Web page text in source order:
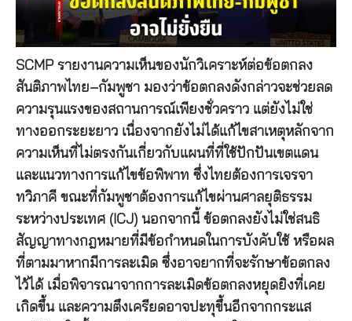
SCMP รายงานความเห็นของนักวิเคราะห์ต่อข้อตกลง
สันติภาพไทย–กัมพูชา มองว่าข้อตกลงดังกล่าวจะช่วยลด
ความรุนแรงของสถานการณ์เพียงชั่วคราว แต่ยังไม่ใช่
ทางออกระยะยาว เนื่องจากยังไม่ได้แก้ไขสาเหตุหลักจาก
ความเห็นที่ไม่ตรงกันเกี่ยวกับแผนที่ที่ใช้ปักปันเขตแดน
และแนวทางการแก้ไขข้อพิพาท ซึ่งไทยต้องการเจรจา
ทวิภาคี ขณะที่กัมพูชาต้องการแก้ไขผ่านศาลยุติธรรม
ระหว่างประเทศ (ICJ) นอกจากนี้ ข้อตกลงยังไม่ใช่สนธิ
สัญญาทางกฎหมายที่มีข้อกำหนดในการบังคับใช้ หรือผล
ที่ตามมาหากมีการละเมิด ซึ่งอาจยากที่จะรักษาข้อตกลง
ไว้ได้ เมื่อพิจารณาจากการละเมิดข้อตกลงหยุดยิงที่เคย
เกิดขึ้น และความตึงเครียดอาจปะทุขึ้นอีกจากกระแส